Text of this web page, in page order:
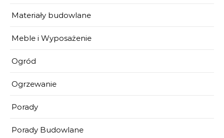
Materiały budowlane
Meble i Wyposażenie
Ogród
Ogrzewanie
Porady
Porady Budowlane